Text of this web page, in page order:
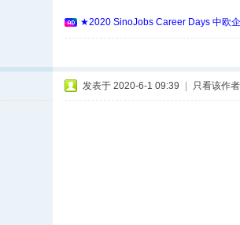
★2020 SinoJobs Career Days 中欧
发表于 2020-6-1 09:39 只看该作者